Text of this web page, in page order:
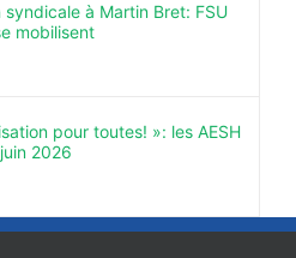
syndicale à Martin Bret: FSU
mobilisent
pour toutes! »: les AESH
2026